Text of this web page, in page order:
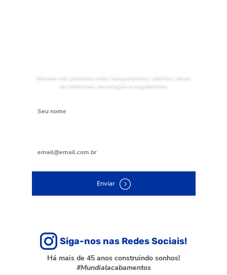
Receba em primeira mão, lançamentos, ofertas, dicas
de reformas, decoração e arquitetura.
Enviar
Siga-nos nas Redes Sociais!
Há mais de 45 anos construindo sonhos!
#Mundialacabamentos